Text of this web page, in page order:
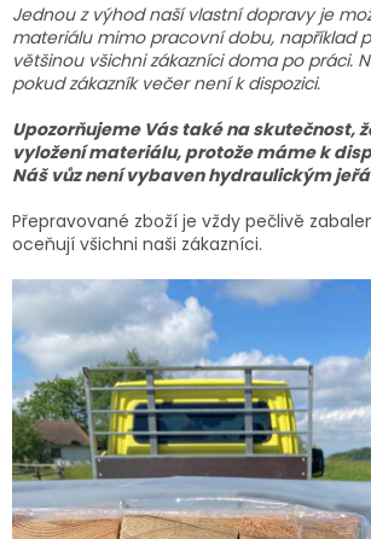
Jednou z výhod naší vlastní dopravy je
materiálu mimo pracovní dobu, například
většinou všichni zákazníci doma po práci.
pokud zákazník večer není k dispozici.
Upozorňujeme Vás také na skutečnost,
vyložení materiálu, protože máme k
Náš vůz není vybaven hydraulickým
Přepravované zboží je vždy pečlivě
oceňují všichni naši zákazníci.